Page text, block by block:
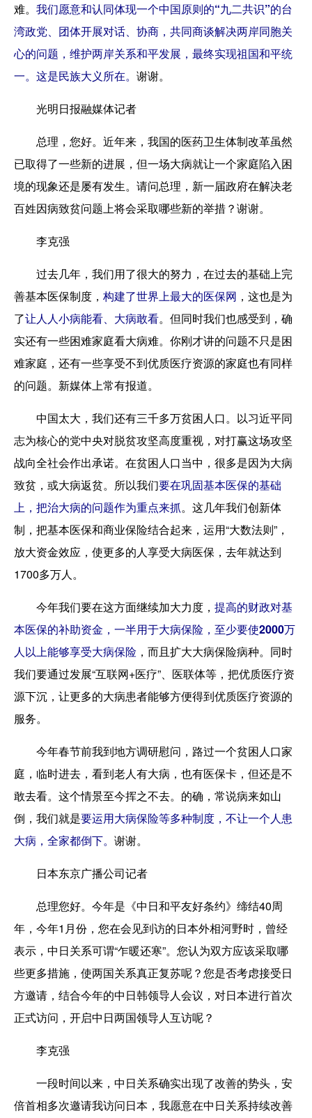
难。 我们愿意和认同体现一个中国原则的“九二共识”的台
湾政党、团体开展对话、协商，共同商谈解决两岸同胞关
心的问题，维护两岸关系和平发展，最终实现祖国和平统
一。这是民族大义所在。 谢谢。
光明日报融媒体记者
总理，您好。近年来，我国的医药卫生体制改革虽然
已取得了一些新的进展，但一场大病就让一个家庭陷入困
境的现象还是屡有发生。请问总理，新一届政府在解决老
百姓因病致贫问题上将会采取哪些新的举措？谢谢。
李克强
过去几年，我们用了很大的努力，在过去的基础上完
善基本医保制度， 构建了世界上最大的医保网 ，这也是为
了让人人小病能看、大病敢看。但同时我们也感受到，确
实还有一些困难家庭看大病难。你刚才讲的问题不只是困
难家庭，还有一些享受不到优质医疗资源的家庭也有同样
的问题。新媒体上常有报道。
中国太大，我们还有三千多万贫困人口。以习近平同
志为核心的党中央对脱贫攻坚高度重视，对打赢这场攻坚
战向全社会作出承诺。在贫困人口当中，很多是因为大病
致贫，或大病返贫。所以我们要在巩固基本医保的基础
上，把治大病的问题作为重点来抓。这几年我们创新体
制，把基本医保和商业保险结合起来，运用“大数法则”，
放大资金效应，使更多的人享受大病医保，去年就达到
1700多万人。
今年我们要在这方面继续加大力度， 提高的财政对基
本医保的补助资金，一半用于大病保险，至少要使2000万
人以上能够享受大病保险 ，而且扩大大病保险病种。同时
我们要通过发展“互联网+医疗”、医联体等，把优质医疗资
源下沉，让更多的大病患者能够方便得到优质医疗资源的
服务。
今年春节前我到地方调研慰问，路过一个贫困人口家
庭，临时进去，看到老人有大病，也有医保卡，但还是不
敢去看。这个情景至今挥之不去。的确，常说病来如山
倒，我们就是要运用大病保险等多种制度，不让一个人患
大病，全家都倒下。 谢谢。
日本东京广播公司记者
总理您好。今年是《中日和平友好条约》缔结40周
年，今年1月份，您在会见到访的日本外相河野时，曾经
表示，中日关系可谓“乍暖还寒”。您认为双方应该采取哪
些更多措施，使两国关系真正复苏呢？您是否考虑接受日
方邀请，结合今年的中日韩领导人会议，对日本进行首次
正式访问，开启中日两国领导人互访呢？
李克强
一段时间以来，中日关系确实出现了改善的势头，安
倍首相多次邀请我访问日本，我愿意在中日关系持续改善